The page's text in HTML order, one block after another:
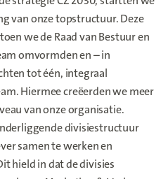
van onze topstructuur. Deze
we de Raad van Bestuur en
omvormden en – in
tot één, integraal
Hiermee creëerden we meer
van onze organisatie.
divisiestructuur
samen te werken en
hield in dat de divisies